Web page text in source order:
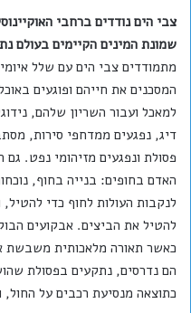
צבי הים נודדים ברחבי
שמונת המינים הקיימים בעולם
מתמודדים צבי הים עם שלל
המסכנים את חייהם ופוגעים
למאכל ועבור השריון שלהם,
דיג, נפגעים ממדחפי סירות,
פסולת ונפגעים מזיהומי נפט.
האדם בחופים: בנייה בחוף,
לנקבות העולות לחוף כדי
להטיל את הביצים. אבקועים
כאשר תאורה מלאכותית משבשת
הם נדרסים, נתקעים בפסולת
כתוצאה מנסיעת רכבים על החול,